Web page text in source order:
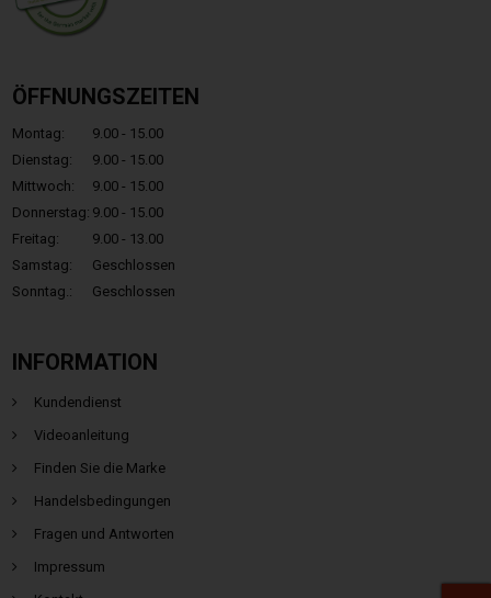
ÖFFNUNGSZEITEN
Montag:
9.00 - 15.00
Dienstag:
9.00 - 15.00
Mittwoch:
9.00 - 15.00
Donnerstag: 9.00 - 15.00
Freitag:
9.00 - 13.00
Samstag:
Geschlossen
Sonntag.:
Geschlossen
INFORMATION
Kundendienst
Videoanleitung
Finden Sie die Marke
Handelsbedingungen
Fragen und Antworten
Impressum